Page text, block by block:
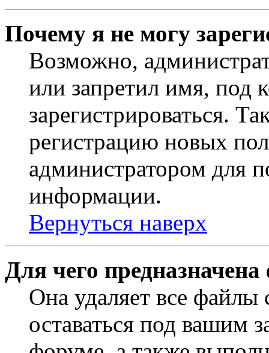
Почему я не могу
Возможно,
или запретил имя, под
зарегистрироваться.
регистрацию новых
администратором для
информации.
Вернуться наверх
Для чего
Она удаляет все файлы
оставаться под вашим